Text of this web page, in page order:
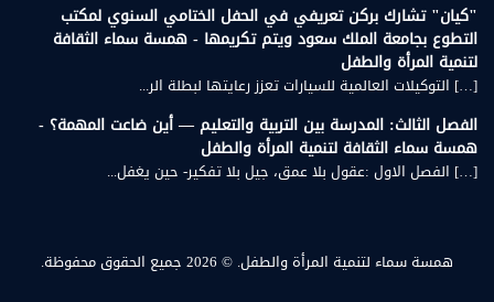
"كيان" تشارك بركن تعريفي في الحفل الختامي السنوي لمكتب
التطوع بجامعة الملك سعود ويتم تكريمها - همسة سماء الثقافة
لتنمية المرأة والطفل
[…] التوكيلات العالمية للسيارات تعزز رعايتها لبطلة الر...
الفصل الثالث: المدرسة بين التربية والتعليم — أين ضاعت المهمة؟ -
همسة سماء الثقافة لتنمية المرأة والطفل
[…] الفصل الاول :عقول بلا عمق، جيل بلا تفكير- حين يغفل...
همسة سماء لتنمية المرأة والطفل. © 2026 جميع الحقوق محفوظة.